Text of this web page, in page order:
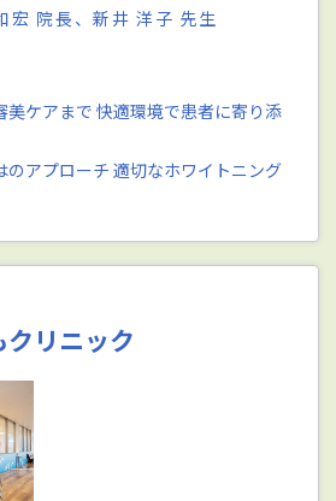
宏 院長、新井 洋子 先生
美ケアまで 快適環境で患者に寄り添
のアプローチ 適切なホワイトニング
リニック